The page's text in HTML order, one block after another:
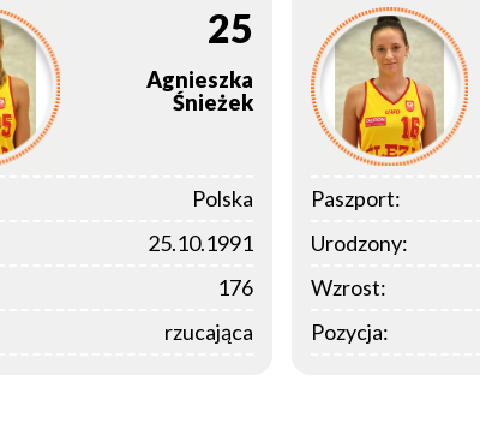
25
Agnieszka
Śnieżek
Polska
25.10.1991
176
rzucająca
Paszport:
Urodzony:
Wzrost:
Pozycja: